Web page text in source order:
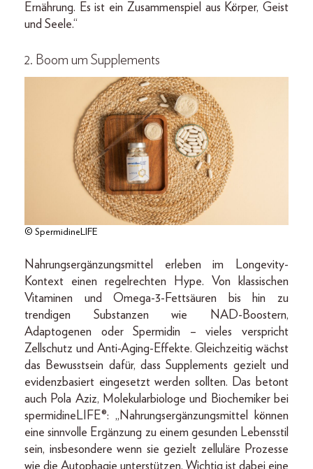
Ernährung. Es ist ein Zusammenspiel aus Körper, Geist
und Seele.“
2. Boom um Supplements
© SpermidineLIFE
Nahrungsergänzungsmittel erleben im Longevity-
Kontext einen regelrechten Hype. Von klassischen
Vitaminen und Omega-3-Fettsäuren bis hin zu
trendigen Substanzen wie NAD-Boostern,
Adaptogenen oder Spermidin – vieles verspricht
Zellschutz und Anti-Aging-Effekte. Gleichzeitig wächst
das Bewusstsein dafür, dass Supplements gezielt und
evidenzbasiert eingesetzt werden sollten. Das betont
auch Pola Aziz, Molekularbiologe und Biochemiker bei
spermidineLIFE®: „Nahrungsergänzungsmittel können
eine sinnvolle Ergänzung zu einem gesunden Lebensstil
sein, insbesondere wenn sie gezielt zelluläre Prozesse
wie die Autophagie unterstützen. Wichtig ist dabei eine